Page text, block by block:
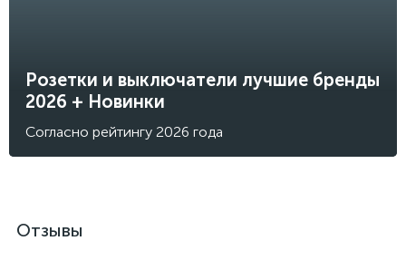
Розетки и выключатели лучшие бренды
2026 + Новинки
Согласно рейтингу 2026 года
Отзывы